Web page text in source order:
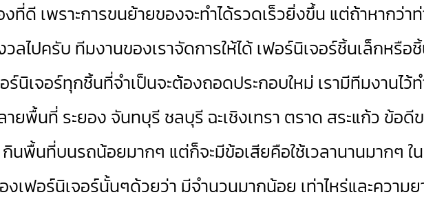
ที่ดี เพราะการขนย้ายของจะทำได้รวดเร็วยิ่งขึ้น แต่ถ้าหากว่า
วลไปครับ ทีมงานของเราจัดการให้ได้ เฟอร์นิเจอร์ชิ้นเล็กหรื
นิเจอร์ทุกชิ้นที่จำเป็นจะต้องถอดประกอบใหม่ เรามีทีมงานไว้
ยพื้นที่ ระยอง จันทบุรี ชลบุรี ฉะเชิงเทรา ตราด สระแก้ว ข้อ
นพื้นที่บนรถน้อยมากๆ แต่ก็จะมีข้อเสียคือใช้เวลานานมากๆ
เฟอร์นิเจอร์นั้นๆด้วยว่า มีจำนวนมากน้อย เท่าไหร่และความ